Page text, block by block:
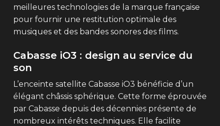
meilleures technologies de la marque française
pour fournir une restitution optimale des
musiques et des bandes sonores des films.
Cabasse iO3 : design au service du
son
L’enceinte satellite Cabasse iO3 bénéficie d’un
élégant châssis sphérique. Cette forme éprouvée
par Cabasse depuis des décennies présente de
nombreux intérêts techniques. Elle facilite